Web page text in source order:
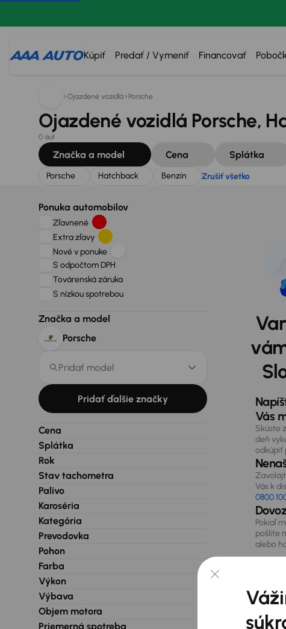
Kúpiť Predať / Vymeniť Financovať
Hľadáte: Zrušiť všetko
Ojazdené vozidlá Porsche
Ojazdené vozidlá Porsche,
0 áut
Značka a model Cena Splátka
Porsche Hatchback Benzín Zrušiť všetko
Ponuka automobilov
Zľavnené
Extra zľavy
Nové v ponuke
S odpočtom DPH
Továrenská záruka
S nízkou spotrebou
Značka a model
Porsche
Pridať model
Pridať ďalšie značky
Cena
Splátka
Rok
Stav tachometra
Palivo
Karoséria
Kategória
Prevodovka
Pohon
Farba
Výkon
Výbava
Objem motora
Priemerná spotreba
Vás
Skúste
deň
odkúpiť
Vás k
0800
Pokiaľ
pošlite
alebo